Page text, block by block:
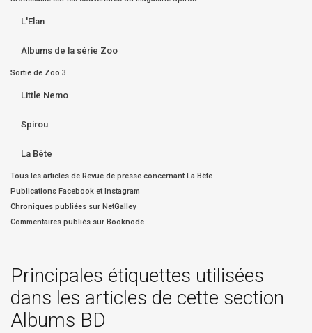
L'Elan
Albums de la série Zoo
Sortie de Zoo 3
Little Nemo
Spirou
La Bête
Tous les articles de Revue de presse concernant La Bête
Publications Facebook et Instagram
Chroniques publiées sur NetGalley
Commentaires publiés sur Booknode
Principales étiquettes utilisées
dans les articles de cette section
Albums BD